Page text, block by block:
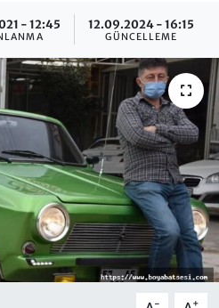
- 12:45 12.09.2024 - 16:15
GÜNCELLEME
- +